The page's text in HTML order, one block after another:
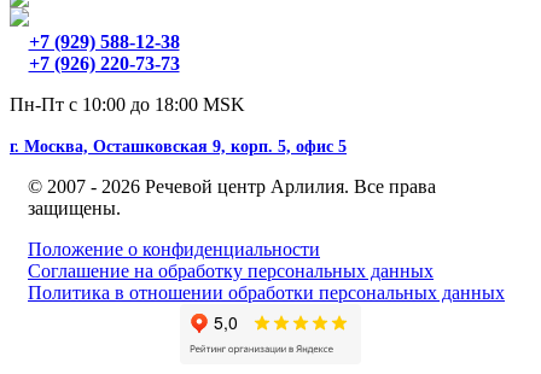
+7 (929) 588-12-38
+7 (926) 220-73-73
Пн-Пт с 10:00 до 18:00 MSK
г. Москва, Осташковская 9, корп. 5, офис 5
© 2007 - 2026 Речевой центр Арлилия. Все права
защищены.
Положение о конфиденциальности
Соглашение на обработку персональных данных
Политика в отношении обработки персональных данных